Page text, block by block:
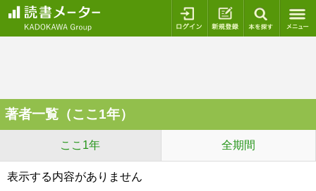
ログイン 新規登録
著者一覧（ここ1年）
ここ1年 全期間
表示する内容がありません